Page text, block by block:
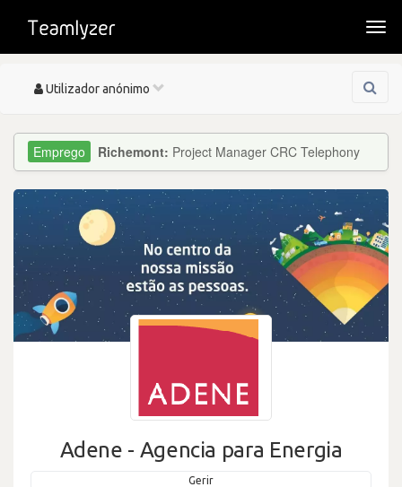
Toggle
Utilizador anónimo
Richemont: Project Manager CRC Telephony
Adene - Agencia para Energia
Gerir